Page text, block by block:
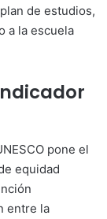
de estudios,
a la escuela
pone el
equidad
entre la